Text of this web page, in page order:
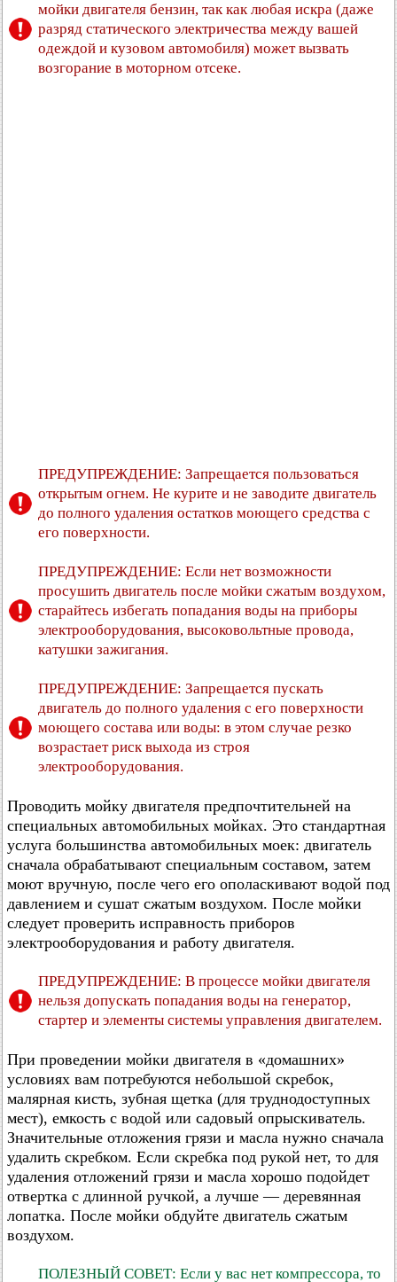
мойки двигателя бензин, так как любая искра (даже
разряд статического электричества между вашей
одеждой и кузовом автомобиля) может вызвать
возгорание в моторном отсеке.
ПРЕДУПРЕЖДЕНИЕ: Запрещается пользоваться
открытым огнем. Не курите и не заводите двигатель
до полного удаления остатков моющего средства с
его поверхности.
ПРЕДУПРЕЖДЕНИЕ: Если нет возможности
просушить двигатель после мойки сжатым воздухом,
старайтесь избегать попадания воды на приборы
электрооборудования, высоковольтные провода,
катушки зажигания.
ПРЕДУПРЕЖДЕНИЕ: Запрещается пускать
двигатель до полного удаления с его поверхности
моющего состава или воды: в этом случае резко
возрастает риск выхода из строя
электрооборудования.
Проводить мойку двигателя предпочтительней на
специальных автомобильных мойках. Это стандартная
услуга большинства автомобильных моек: двигатель
сначала обрабатывают специальным составом, затем
моют вручную, после чего его ополаскивают водой под
давлением и сушат сжатым воздухом. После мойки
следует проверить исправность приборов
электрооборудования и работу двигателя.
ПРЕДУПРЕЖДЕНИЕ: В процессе мойки двигателя
нельзя допускать попадания воды на генератор,
стартер и элементы системы управления двигателем.
При проведении мойки двигателя в «домашних»
условиях вам потребуются небольшой скребок,
малярная кисть, зубная щетка (для труднодоступных
мест), емкость с водой или садовый опрыскиватель.
Значительные отложения грязи и масла нужно сначала
удалить скребком. Если скребка под рукой нет, то для
удаления отложений грязи и масла хорошо подойдет
отвертка с длинной ручкой, а лучше — деревянная
лопатка. После мойки обдуйте двигатель сжатым
воздухом.
ПОЛЕЗНЫЙ СОВЕТ: Если у вас нет компрессора, то